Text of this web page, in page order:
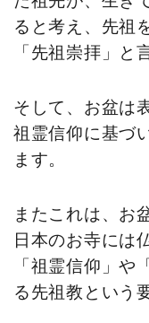
ると考え、先祖
「先祖崇拝」と
そして、お盆は
祖霊信仰に基づ
ます。
またこれは、お
日本のお寺には
「祖霊信仰」や
る先祖教という